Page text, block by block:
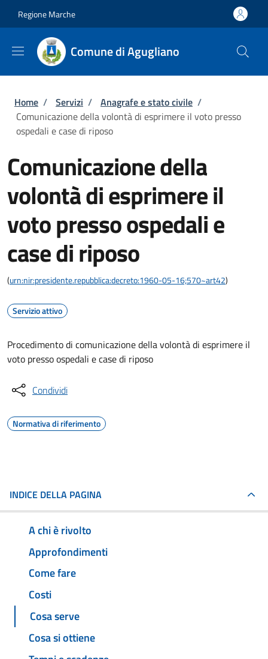
Regione Marche
Comune di Agugliano
Briciole di pane
Home / Servizi / Anagrafe e stato civile /
Comunicazione della volontà di esprimere il voto presso
ospedali e case di riposo
Comunicazione della
volontà di esprimere il
voto presso ospedali e
case di riposo
(urn:nir:presidente.repubblica:decreto:1960-05-16;570~art42)
Servizio attivo
Procedimento di comunicazione della volontà di esprimere il
voto presso ospedali e case di riposo
Condividi
Normativa di riferimento
INDICE DELLA PAGINA
A chi è rivolto
Approfondimenti
Come fare
Costi
Cosa serve
Cosa si ottiene